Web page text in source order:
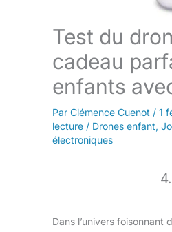
Test du
cadeau
enfants
Par Clémence Cuenot / 1
lecture / Drones enfant,
électroniques
Dans l’univers foisonnant